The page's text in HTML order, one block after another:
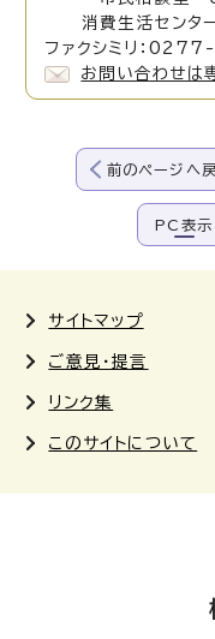
消費生活セン
ファクシミリ：
お問い合わせは
前のページへ
PC表示
サイトマップ
ご意見・提言
リンク集
このサイトについて